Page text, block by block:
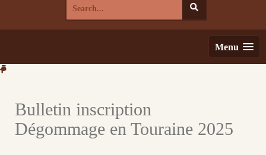
for:
Menu
Bulletin inscription
Dégommage en Touraine 2025